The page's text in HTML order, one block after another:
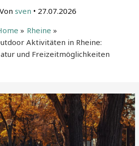
Von sven • 27.07.2026
Rheine
Aktivitäten in Rheine:
und Freizeitmöglichkeiten